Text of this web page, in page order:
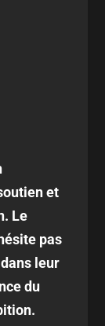
et
Le
pas
leur
du